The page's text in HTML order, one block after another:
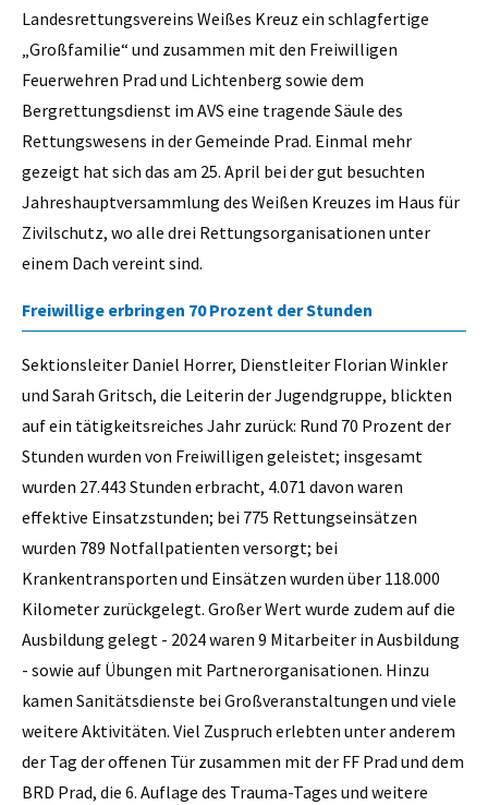
Landesrettungsvereins Weißes Kreuz ein schlagfertige
„Großfamilie“ und zusammen mit den Freiwilligen
Feuerwehren Prad und Lichtenberg sowie dem
Bergrettungsdienst im AVS eine tragende Säule des
Rettungswesens in der Gemeinde Prad. Einmal mehr
gezeigt hat sich das am 25. April bei der gut besuchten
Jahreshauptversammlung des Weißen Kreuzes im Haus für
Zivilschutz, wo alle drei Rettungsorganisationen unter
einem Dach vereint sind.
Freiwillige erbringen 70 Prozent der Stunden
Sektionsleiter Daniel Horrer, Dienstleiter Florian Winkler
und Sarah Gritsch, die Leiterin der Jugendgruppe, blickten
auf ein tätigkeitsreiches Jahr zurück: Rund 70 Prozent der
Stunden wurden von Freiwilligen geleistet; insgesamt
wurden 27.443 Stunden erbracht, 4.071 davon waren
effektive Einsatzstunden; bei 775 Rettungseinsätzen
wurden 789 Notfallpatienten versorgt; bei
Krankentransporten und Einsätzen wurden über 118.000
Kilometer zurückgelegt. Großer Wert wurde zudem auf die
Ausbildung gelegt - 2024 waren 9 Mitarbeiter in Ausbildung
- sowie auf Übungen mit Partnerorganisationen. Hinzu
kamen Sanitätsdienste bei Großveranstaltungen und viele
weitere Aktivitäten. Viel Zuspruch erlebten unter anderem
der Tag der offenen Tür zusammen mit der FF Prad und dem
BRD Prad, die 6. Auflage des Trauma-Tages und weitere